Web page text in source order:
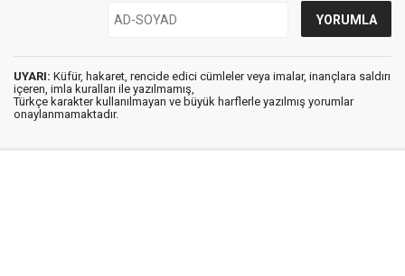
UYARI: Küfür, hakaret, rencide edici cümleler veya imalar, inançlara saldırı
içeren, imla kuralları ile yazılmamış,
Türkçe karakter kullanılmayan ve büyük harflerle yazılmış yorumlar
onaylanmamaktadır.